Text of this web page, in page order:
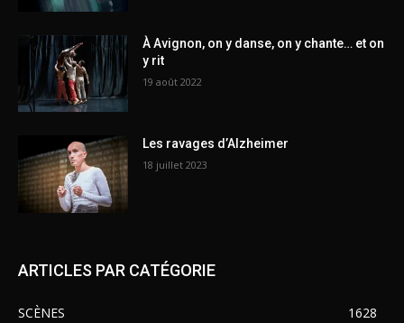
À Avignon, on y danse, on y chante… et on
y rit
19 août 2022
Les ravages d’Alzheimer
18 juillet 2023
ARTICLES PAR CATÉGORIE
SCÈNES
1628